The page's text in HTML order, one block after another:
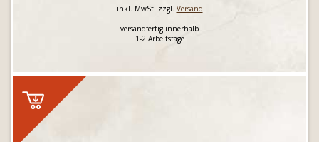
inkl. MwSt. zzgl. Versand
versandfertig innerhalb
1-2 Arbeitstage